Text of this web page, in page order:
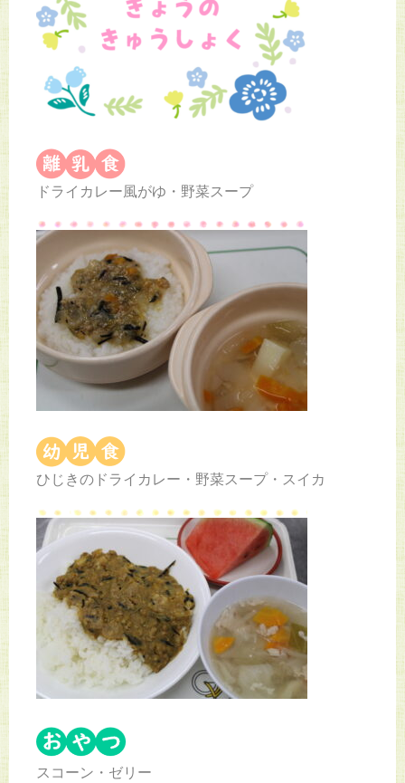
ドライカレー風がゆ・野菜スープ
ひじきのドライカレー・野菜スープ・スイカ
スコーン・ゼリー